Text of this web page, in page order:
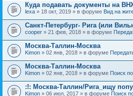
Куда подавать документы на
lexa » 18 окт, 2019 » в форуме Вид на
Санкт-Петербург- Рига (или
cooper » 21 фев, 2018 » в форуме
Москва-Таллин-Москва
Kimon » 02 янв, 2018 » в форуме
Москва-Таллин-Москва
Kimon » 02 янв, 2018 » в форуме Поиск
:!: Москва-Таллин/Рига_ищу
Kimon » 06 июл, 2017 » в форуме Поиск